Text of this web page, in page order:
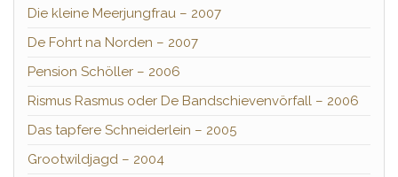
Die kleine Meerjungfrau – 2007
De Fohrt na Norden – 2007
Pension Schöller – 2006
Rismus Rasmus oder De Bandschievenvörfall – 2006
Das tapfere Schneiderlein – 2005
Grootwildjagd – 2004